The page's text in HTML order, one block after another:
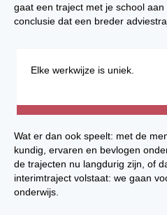
gaat een traject met je school
conclusie dat een breder
Elke werkwijze is uniek.
Wat er dan ook speelt: met de
kundig, ervaren en bevlogen
de trajecten nu langdurig zijn, of
interimtraject volstaat: we gaan
onderwijs.